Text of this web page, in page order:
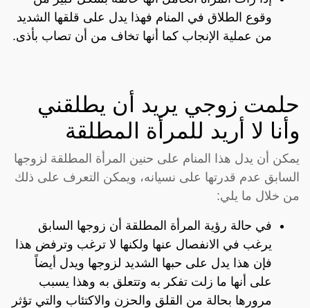
وقوع الطلاق في المنام فهذا يدل على قلقها الشديد
من عملية الإنجاب كما أنها تخاف من أن تصاب بأذى.
حلمت زوجي يريد أن يطلقني
وأنا لا أريد للمرأة المطلقة
يمكن أن يدل هذا المنام على حنين المرأة المطلقة لزوجها
السابق عدم قدرتها على نسيانه، ويمكن التعرف على ذلك
من خلال ما يلي:
في حالة رؤية المرأة المطلقة أن زوجها السابق
يرغب في الانفصال عنها ولكنها لا ترغب وترفض هذا
فإن هذا يدل على حبها الشديد لزوجها ويدل أيضاً
على أنها ما زلت تفكر به وتتعلق به وهذا يسبب
مرورها بحالة من القلق والحزن والاكتئاب والتي تؤثر